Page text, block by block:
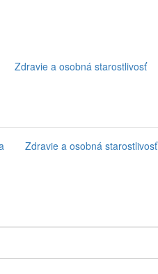
Zdravie a osobná starostlivosť
Zdravie a osobná starostlivosť